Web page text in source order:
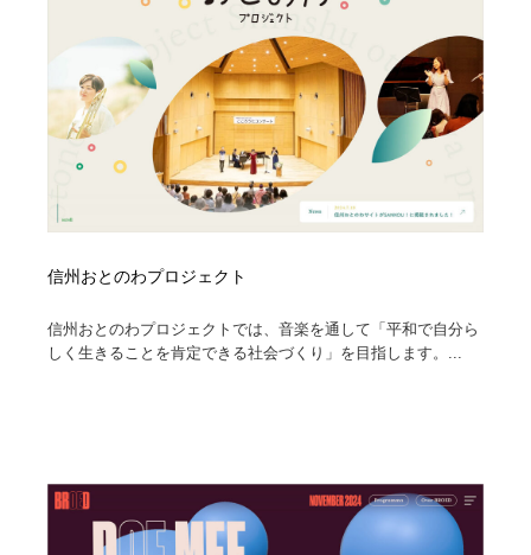
信州おとのわプロジェクト
信州おとのわプロジェクトでは、音楽を通して「平和で自分ら
しく生きることを肯定できる社会づくり」を目指します。...